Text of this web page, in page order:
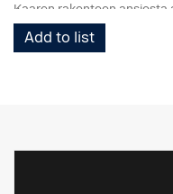
Kaaren rakenteen ansiosta
vetoaisa on helposti
alaosan putket voidaan
Add to list